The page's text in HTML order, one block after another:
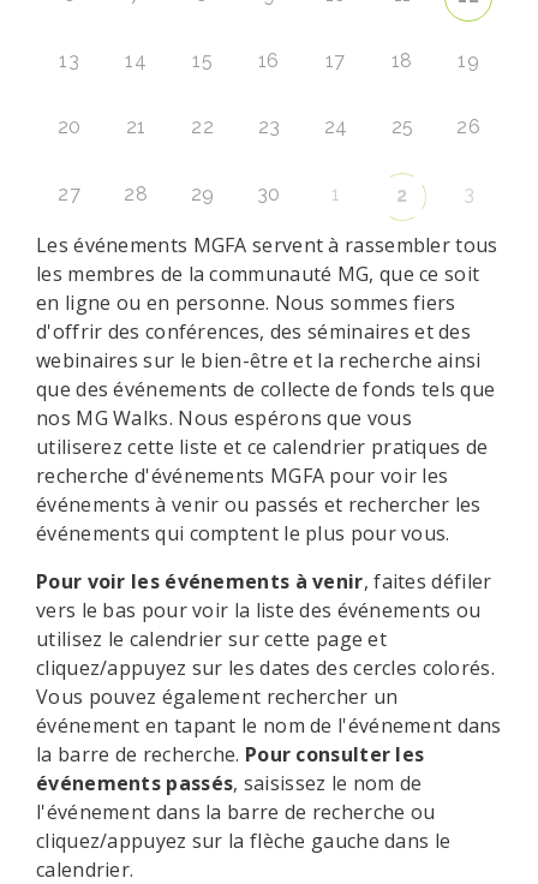
13 14 15 16 17 18 19
20 21 22 23 24 25 26
27 28 29 30 1 2 3
Les événements MGFA servent à rassembler tous
les membres de la communauté MG, que ce soit
en ligne ou en personne. Nous sommes fiers
d'offrir des conférences, des séminaires et des
webinaires sur le bien-être et la recherche ainsi
que des événements de collecte de fonds tels que
nos MG Walks. Nous espérons que vous
utiliserez cette liste et ce calendrier pratiques de
recherche d'événements MGFA pour voir les
événements à venir ou passés et rechercher les
événements qui comptent le plus pour vous.
Pour voir les événements à venir, faites défiler
vers le bas pour voir la liste des événements ou
utilisez le calendrier sur cette page et
cliquez/appuyez sur les dates des cercles colorés.
Vous pouvez également rechercher un
événement en tapant le nom de l'événement dans
la barre de recherche. Pour consulter les
événements passés, saisissez le nom de
l'événement dans la barre de recherche ou
cliquez/appuyez sur la flèche gauche dans le
calendrier.